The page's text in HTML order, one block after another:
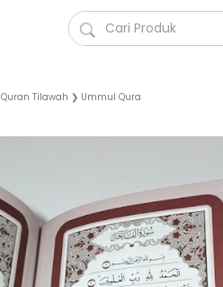
Quran Tilawah ❯ Ummul Qura